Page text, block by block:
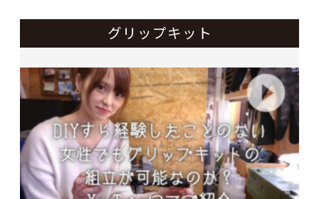
グリップキット